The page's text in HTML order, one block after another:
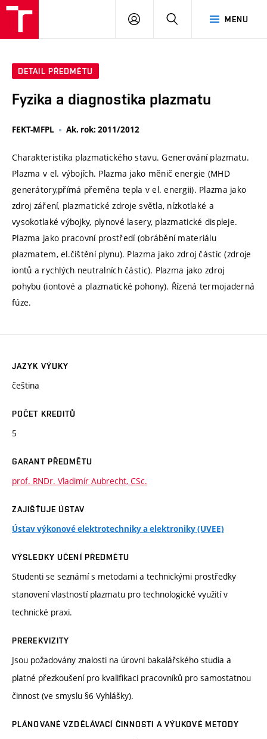
MENU
PŘIHLÁSIT
DETAIL PŘEDMĚTU
Fyzika a diagnostika plazmatu
FEKT-MFPL Ak. rok: 2011/2012
Charakteristika plazmatického stavu. Generování plazmatu.
Plazma v el. výbojích. Plazma jako měnič energie (MHD
generátory,přímá přeměna tepla v el. energii). Plazma jako
zdroj záření, plazmatické zdroje světla, nízkotlaké a
vysokotlaké výbojky, plynové lasery, plazmatické displeje.
Plazma jako pracovní prostředí (obrábění materiálu
plazmatem, el.čištění plynu). Plazma jako zdroj částic (zdroje
iontů a rychlých neutralních částic). Plazma jako zdroj
pohybu (iontové a plazmatické pohony). Řízená termojaderná
fúze.
JAZYK VÝUKY
čeština
POČET KREDITŮ
5
GARANT PŘEDMĚTU
prof. RNDr. Vladimír Aubrecht, CSc.
ZAJIŠŤUJE ÚSTAV
Ústav výkonové elektrotechniky a elektroniky (UVEE)
VÝSLEDKY UČENÍ PŘEDMĚTU
Studenti se seznámí s metodami a technickými prostředky
stanovení vlastností plazmatu pro technologické využití v
technické praxi.
PREREKVIZITY
Jsou požadovány znalosti na úrovni bakalářského studia a
platné přezkoušení pro kvalifikaci pracovníků pro samostatnou
činnost (ve smyslu §6 Vyhlášky).
PLÁNOVANÉ VZDĚLÁVACÍ ČINNOSTI A VÝUKOVÉ METODY